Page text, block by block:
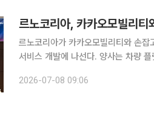
르노코리아, 카카오모빌리
르노코리아가 카카오모빌리티와 손
서비스 개발에 나선다. 양사는 차량
을 위한 업무협약(MOU)'을 체결했다
2026-07-08 09:06